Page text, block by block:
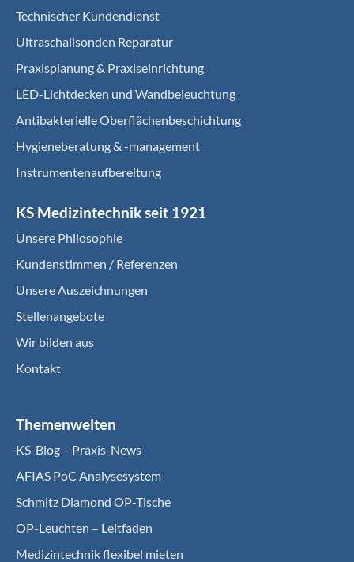
Technischer Kundendienst
Ultraschallsonden Reparatur
Praxisplanung & Praxiseinrichtung
LED-Lichtdecken und Wandbeleuchtung
Antibakterielle Oberflächenbeschichtung
Hygieneberatung & -management
Instrumentenaufbereitung
KS Medizintechnik seit 1921
Unsere Philosophie
Kundenstimmen / Referenzen
Unsere Auszeichnungen
Stellenangebote
Wir bilden aus
Kontakt
Themenwelten
KS-Blog – Praxis-News
AFIAS PoC Analysesystem
Schmitz Diamond OP-Tische
OP-Leuchten – Leitfaden
Medizintechnik flexibel mieten